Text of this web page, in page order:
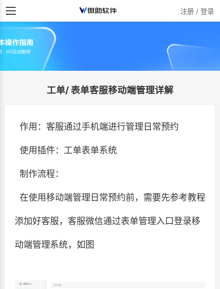
注册 / 登录
工单/ 表单客服移动端管理详解
作用：客服通过手机端进行管理日常预约
使用插件：工单表单系统
制作流程：
在使用移动端管理日常预约前，需要先参考教程
添加好客服，客服微信通过表单管理入口登录移
动端管理系统，如图